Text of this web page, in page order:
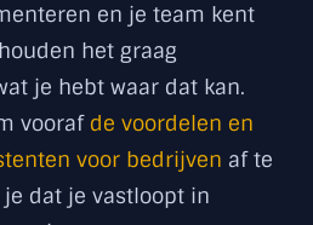
en je team kent
het graag
je hebt waar dat kan.
vooraf de voordelen en
voor bedrijven af te
je dat je vastloopt in